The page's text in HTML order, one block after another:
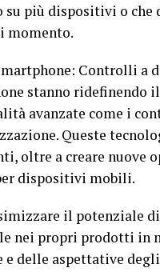
su più dispositivi o che
momento.
Controlli a
stanno ridefinendo
avanzate come i
Queste
oltre a creare nuove
dispositivi mobili.
il potenziale
nei propri prodotti in
e delle aspettative